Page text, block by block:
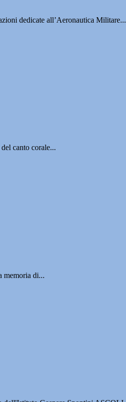
dedicate all’Aeronautica Militare...
canto corale...
memoria di...